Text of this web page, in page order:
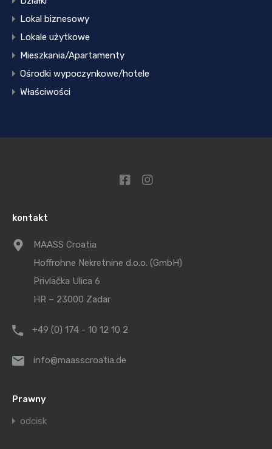
Lokal biznesowy
Lokale użytkowe
Mieszkania/Apartamenty
Ośrodki wypoczynkowe/hotele
Właściwości
kontakt
MAASS Croatia
Hoffrohne Nekretnine d.o.o. (GmbH)
Privlačka Ulica 6
HR – 23000 Zadar
+49 (0) 174 - 10 12 10 2
info@maasscroatia.de
Prawny
odcisk